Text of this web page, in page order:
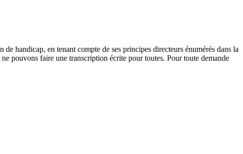
handicap, en tenant compte de ses principes directeurs énumérés dans la
pouvons faire une transcription écrite pour toutes. Pour toute demande